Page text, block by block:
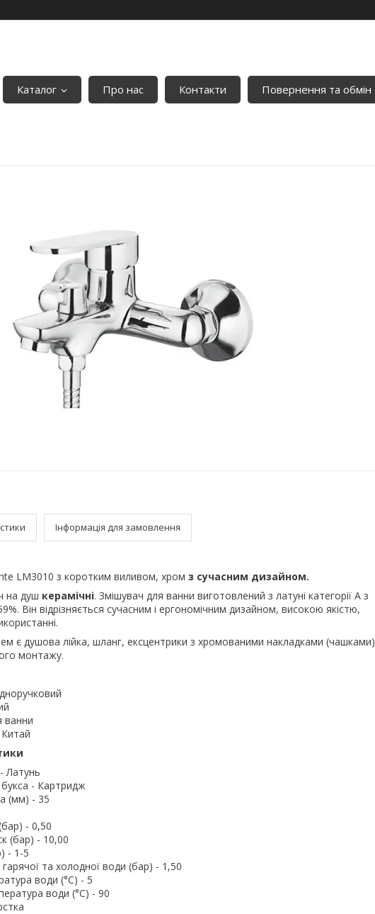
Каталог Про нас Контакти Повернення та обмін
Інформація для замовлення
LM3010 з коротким виливом, хром з сучасним дизайном.
на душ керамічні. Змішувач для ванни виготовлений з латуні категорії А з
Він відрізняється сучасним і ергономічним дизайном, високою якістю,
є душова лійка, шланг, ексцентрики з хромованими накладками (чашками)
монтажу.
ванни
Латунь
- Картридж
(мм) - 35
- 0,50
(бар) - 10,00
- 1-5
гарячої та холодної води (бар) - 1,50
води (°C) - 5
води (°C) - 90